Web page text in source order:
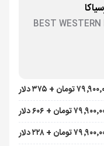
BEST WESTERN
تومان + ۳۷۵ دلار
تومان + ۶۰۶ دلار
تومان + ۲۲۸ دلار